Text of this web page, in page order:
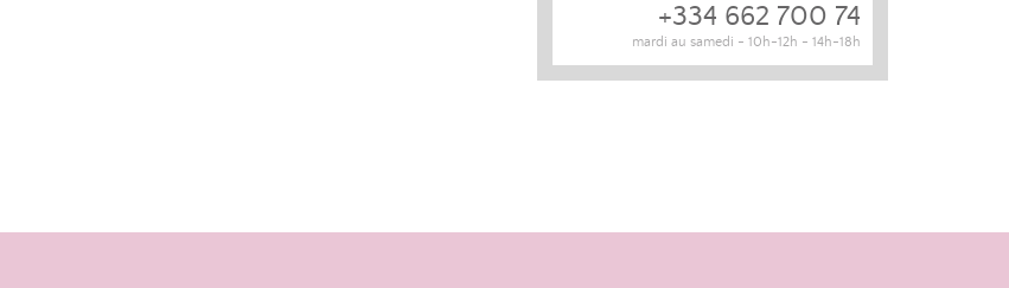
+334 662 700 74
mardi au samedi - 10h-12h - 14h-18h